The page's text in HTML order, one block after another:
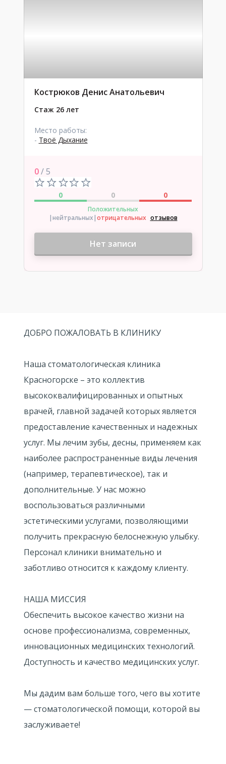
Кострюков Денис Анатольевич
Стаж 26 лет
Место работы:
- Твоё Дыхание
0/ 5
0 0 0
Положительных
|нейтральных|отрицательных отзывов
Нет записи
ДОБРО ПОЖАЛОВАТЬ В КЛИНИКУ
Наша стоматологическая клиника
Красногорске – это коллектив
высококвалифицированных и опытных
врачей, главной задачей которых является
предоставление качественных и надежных
услуг. Мы лечим зубы, десны, применяем как
наиболее распространенные виды лечения
(например, терапевтическое), так и
дополнительные. У нас можно
воспользоваться различными
эстетическими услугами, позволяющими
получить прекрасную белоснежную улыбку.
Персонал клиники внимательно и
заботливо относится к каждому клиенту.
НАША МИССИЯ
Обеспечить высокое качество жизни на
основе профессионализма, современных,
инновационных медицинских технологий.
Доступность и качество медицинских услуг.
Мы дадим вам больше того, чего вы хотите
— стоматологической помощи, которой вы
заслуживаете!